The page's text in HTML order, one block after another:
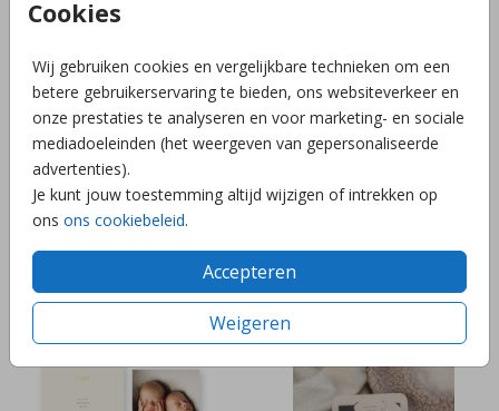
Cookies
Wij gebruiken cookies en vergelijkbare technieken om een
betere gebruikerservaring te bieden, ons websiteverkeer en
onze prestaties te analyseren en voor marketing- en sociale
mediadoeleinden (het weergeven van gepersonaliseerde
advertenties).
Je kunt jouw toestemming altijd wijzigen of intrekken op
ons ons cookiebeleid.
Accepteren
Weigeren
LABELKAART + FOLIE LABELKAART + FOLIE